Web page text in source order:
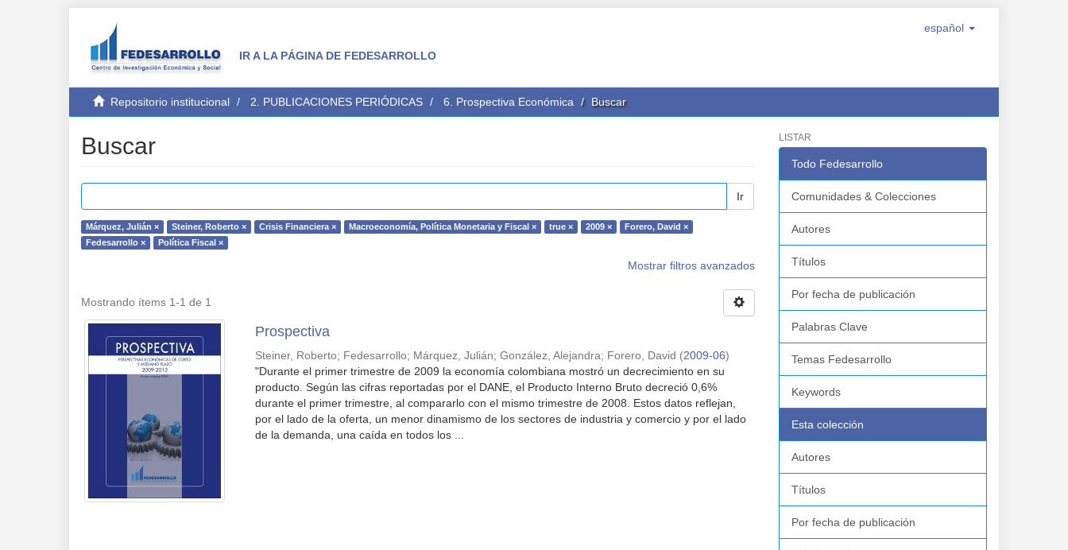
IR A LA PÁGINA DE FEDESARROLLO
español
Repositorio institucional 2. PUBLICACIONES PERIÓDICAS 6. Prospectiva Económica Buscar
Buscar
Ir
Márquez, Julián × Steiner, Roberto × Crisis Financiera × Macroeconomía, Política Monetaria y Fiscal × true × 2009 ×
Forero, David ×
Fedesarrollo ×
Política Fiscal ×
Mostrar filtros avanzados
Mostrando ítems 1-1 de 1
Prospectiva
Steiner, Roberto; Fedesarrollo; Márquez, Julián;González, Alejandra; Forero, David (2009-06)
"Durante el primer trimestre de 2009 la economía colombiana mostró un decrecimiento en su
producto. Según las cifras reportadas por el DANE, el Producto Interno Bruto decreció 0,6%
durante el primer trimestre, al compararlo con el mismo trimestre de 2008. Estos datos reflejan,
por el lado de la oferta, un menor dinamismo de los sectores de industria y comercio y por el lado
de la demanda, una caída en todos los ...
LISTAR
Todo Fedesarrollo
Comunidades & Colecciones
Autores
Títulos
Por fecha de publicación
Palabras Clave
Temas Fedesarrollo
Keywords
Esta colección
Autores
Títulos
Por fecha de publicación